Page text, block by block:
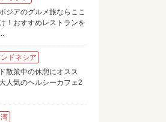
ジアのグルメ旅ならここ
！おすすめレストランを
ドネシア
散策中の休憩にオスス
人気のヘルシーカフェ2